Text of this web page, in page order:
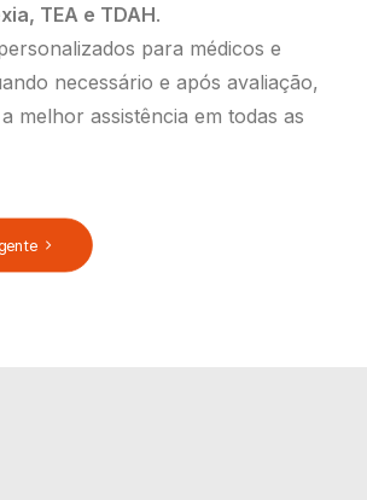
TEA e TDAH.
para médicos e
necessário e após avaliação,
melhor assistência em todas as